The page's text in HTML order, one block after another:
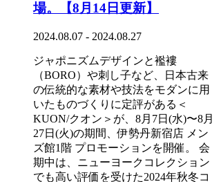
場。【8月14日更新】
2024.08.07 - 2024.08.27
ジャポニズムデザインと襤褸
（BORO）や刺し子など、日本古来
の伝統的な素材や技法をモダンに用
いたものづくりに定評がある＜
KUON/クオン＞が、8月7日(水)〜8月
27日(火)の期間、伊勢丹新宿店 メン
ズ館1階 プロモーションを開催。 会
期中は、ニューヨークコレクション
でも高い評価を受けた2024年秋冬コ